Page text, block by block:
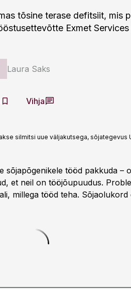
tõsine terase defitsiit, mis
Exmet
Laura Saks
Vihja
silmitsi uue väljakutsega, sõjategevus
sõjapõgenikele tööd pakkuda –
et neil on tööjõupuudus.
millega tööd teha.